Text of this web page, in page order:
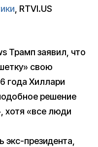
, RTVI.US
Трамп заявил, что
свою
года Хиллари
решение
«все люди
экс-президента,